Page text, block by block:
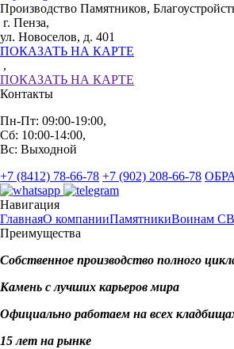
Производство Памятников,
г. Пенза,
ул. Новоселов, д. 401
ПОКАЗАТЬ НА КАРТЕ
,
ПОКАЗАТЬ НА КАРТЕ
Контакты
Пн-Пт: 09:00-19:00,
Сб: 10:00-14:00,
Вс: Выходной
+7 (8412) 78-66-78 +7 (902) 208-66-78
Навигация
ГлавнаяО компанииПамятникиВоинам
Преимущества
Собственное производство полного
Камень с лучших карьеров мира
Официально работаем на всех
15 лет на рынке